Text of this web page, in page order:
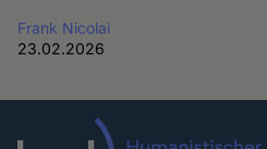
Frank Nicolai
23.02.2026